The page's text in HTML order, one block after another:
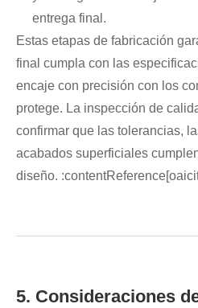
entrega final.
Estas etapas de fabricación
final cumpla con las
encaje con precisión con los
protege. La inspección de
confirmar que las tolerancias,
acabados superficiales
diseño.
5. Consideraciones